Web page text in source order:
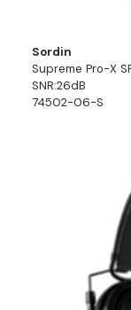
Sordin
Supreme Pro-X
SNR:26dB
74502-06-S